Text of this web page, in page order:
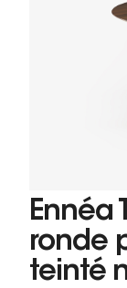
Ennéa
ronde
teinté